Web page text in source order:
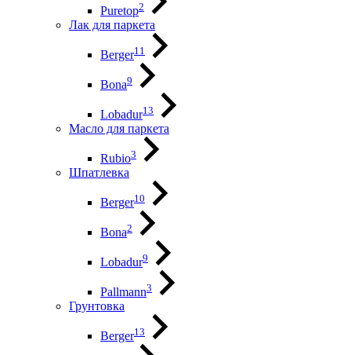
Puretop2
Лак для паркета
Berger11
Bona9
Lobadur13
Масло для паркета
Rubio3
Шпатлевка
Berger10
Bona2
Lobadur9
Pallmann3
Грунтовка
Berger13